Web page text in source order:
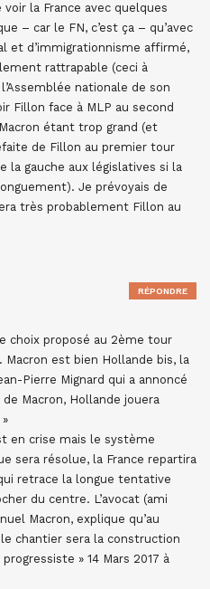
la France avec quelques
– car le FN, c’est ça – qu’avec
et d’immigrationnisme affirmé,
rattrapable (ceci à
nationale de son
Fillon face à MLP au second
étant trop grand (et
de Fillon au premier tour
la gauche aux législatives si la
Je prévoyais de
très probablement Fillon au
choix proposé au 2ème tour
est bien Hollande bis, la
Pierre Mignard qui a annoncé
Macron, Hollande jouera
en crise mais le système
sera résolue, la France repartira
retrace la longue tentative
du centre. L’avocat (ami
Macron, explique qu’au
chantier sera la construction
» 14 Mars 2017 à
RÉPONDRE